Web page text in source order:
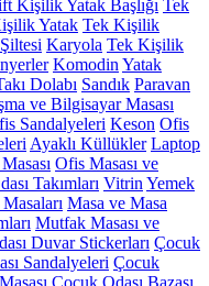
Kişilik Yatak Başlığı Tek
Yatak Tek Kişilik
Karyola Tek Kişilik
Komodin Yatak
Dolabı Sandık Paravan
ve Bilgisayar Masası
Sandalyeleri Keson Ofis
Ayaklı Küllükler Laptop
Ofis Masası ve
Takımları Vitrin Yemek
Masa ve Masa
Mutfak Masası ve
Duvar Stickerları Çocuk
Sandalyeleri Çocuk
Çocuk Odası Bazası